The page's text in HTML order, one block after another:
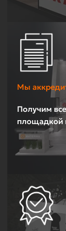
Мы
Получим
площадкой